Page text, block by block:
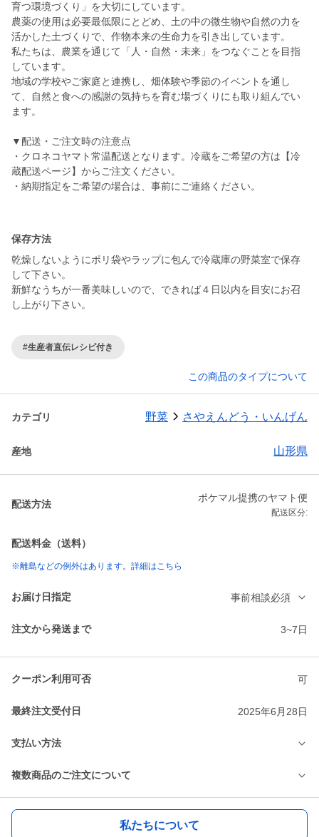
育つ環境づくり」を大切にしています。
農薬の使用は必要最低限にとどめ、土の中の微生物や自然の力を
活かした土づくりで、作物本来の生命力を引き出しています。
私たちは、農業を通じて「人・自然・未来」をつなぐことを目指
しています。
地域の学校やご家庭と連携し、畑体験や季節のイベントを通し
て、自然と食への感謝の気持ちを育む場づくりにも取り組んでい
ます。
▼配送・ご注文時の注意点
・クロネコヤマト常温配送となります。冷蔵をご希望の方は【冷
蔵配送ページ】からご注文ください。
・納期指定をご希望の場合は、事前にご連絡ください。
保存方法
乾燥しないようにポリ袋やラップに包んで冷蔵庫の野菜室で保存
して下さい。
新鮮なうちが一番美味しいので、できれば４日以内を目安にお召
し上がり下さい。
#生産者直伝レシピ付き
この商品のタイプについて
カテゴリ 野菜 さやえんどう・いんげん
産地 山形県
配送方法
ポケマル提携のヤマト便
配送区分:
配送料金（送料）
※離島などの例外はあります。詳細はこちら
お届け日指定 事前相談必須
注文から発送まで 3~7日
クーポン利用可否 可
最終注文受付日 2025年6月28日
支払い方法
複数商品のご注文について
私たちについて